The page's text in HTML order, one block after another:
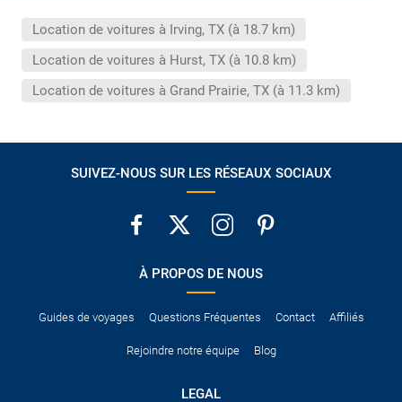
Pour vous en assurer, vous pouvez vous renseigner auprès des
services consulaires du pays concerné.
Location de voitures à Irving, TX (à 18.7 km)
Location de voitures à Hurst, TX (à 10.8 km)
Location de voitures à Grand Prairie, TX (à 11.3 km)
SUIVEZ-NOUS SUR LES RÉSEAUX SOCIAUX
À PROPOS DE NOUS
Guides de voyages Questions Fréquentes Contact Affiliés
Rejoindre notre équipe Blog
LEGAL